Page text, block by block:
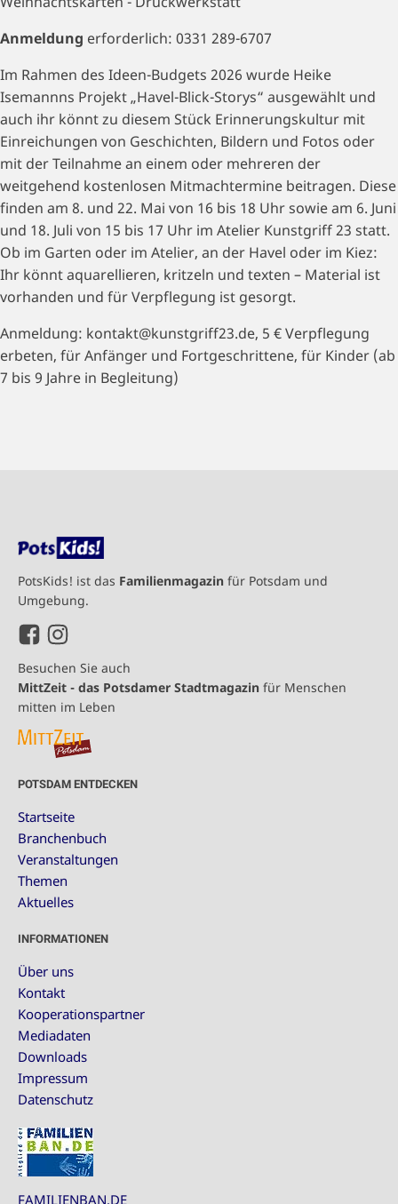
Anmeldung erforderlich: 0331 289-6707
Im Rahmen des Ideen-Budgets 2026 wurde Heike
Isemannns Projekt „Havel-Blick-Storys“ ausgewählt und
auch ihr könnt zu diesem Stück Erinnerungskultur mit
Einreichungen von Geschichten, Bildern und Fotos oder
mit der Teilnahme an einem oder mehreren der
weitgehend kostenlosen Mitmachtermine beitragen. Diese
finden am 8. und 22. Mai von 16 bis 18 Uhr sowie am 6. Juni
und 18. Juli von 15 bis 17 Uhr im Atelier Kunstgriff 23 statt.
Ob im Garten oder im Atelier, an der Havel oder im Kiez:
Ihr könnt aquarellieren, kritzeln und texten – Material ist
vorhanden und für Verpflegung ist gesorgt.
Anmeldung: kontakt@kunstgriff23.de, 5 € Verpflegung
erbeten, für Anfänger und Fortgeschrittene, für Kinder (ab
7 bis 9 Jahre in Begleitung)
PotsKids! ist das Familienmagazin für Potsdam und
Umgebung.
Besuchen Sie auch
MittZeit - das Potsdamer Stadtmagazin für Menschen
mitten im Leben
POTSDAM ENTDECKEN
Startseite
Branchenbuch
Veranstaltungen
Themen
Aktuelles
INFORMATIONEN
Über uns
Kontakt
Kooperationspartner
Mediadaten
Downloads
Impressum
Datenschutz
FAMILIENBAN.DE